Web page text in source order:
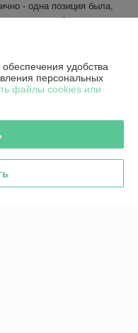
- одна позиция была,
потребность,
удобства
персональных
файлы cookies или